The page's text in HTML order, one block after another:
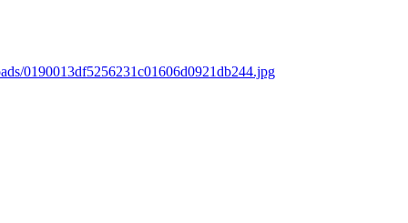
0190013df5256231c01606d0921db244.jpg